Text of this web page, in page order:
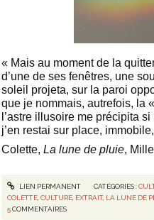
« Mais au moment de la
d’une de ses fenêtres, une
soleil projeta, sur la paroi
que je nommais, autrefois, la
l’astre illusoire me précipita
j’en restai sur place,
Colette, La lune de pluie,
LIEN PERMANENT CATÉGORIES :
COLETTE ,CULTURE EXTRAIT, LA LUNE DE
5COMMENTAIRES